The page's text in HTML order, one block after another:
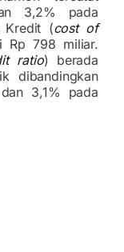
3,2% pada
Kredit (cost of
Rp 798 miliar.
ratio) berada
dibandingkan
3,1% pada